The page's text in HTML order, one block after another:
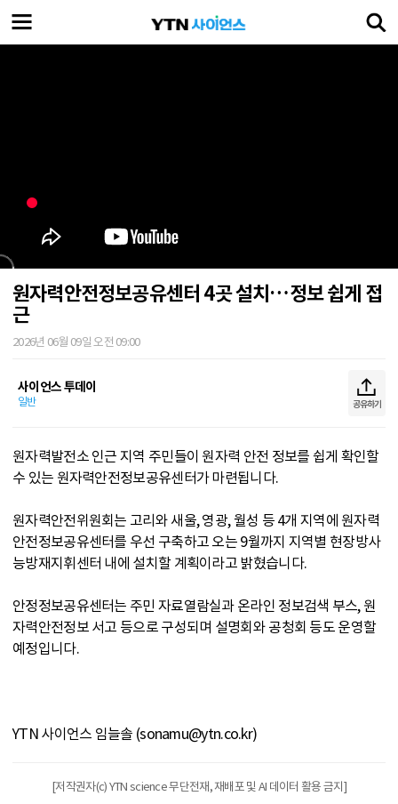
원자력안전정보공유센터 4곳 설치…정보 쉽게 접
근
2026년 06월 09일 오전 09:00
사이언스 투데이
일반 공유하기
원자력발전소 인근 지역 주민들이 원자력 안전 정보를 쉽게 확인할
수 있는 원자력안전정보공유센터가 마련됩니다.
원자력안전위원회는 고리와 새울, 영광, 월성 등 4개 지역에 원자력
안전정보공유센터를 우선 구축하고 오는 9월까지 지역별 현장방사
능방재지휘센터 내에 설치할 계획이라고 밝혔습니다.
안정정보공유센터는 주민 자료열람실과 온라인 정보검색 부스, 원
자력안전정보 서고 등으로 구성되며 설명회와 공청회 등도 운영할
예정입니다.
YTN 사이언스 임늘솔 (sonamu@ytn.co.kr)
[저작권자(c) YTN science 무단전재, 재배포 및 AI 데이터 활용 금지]